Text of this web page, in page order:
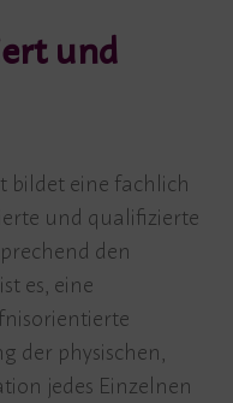
und
bildet eine fachlich
und qualifizierte
den
es, eine
der physischen,
jedes Einzelnen